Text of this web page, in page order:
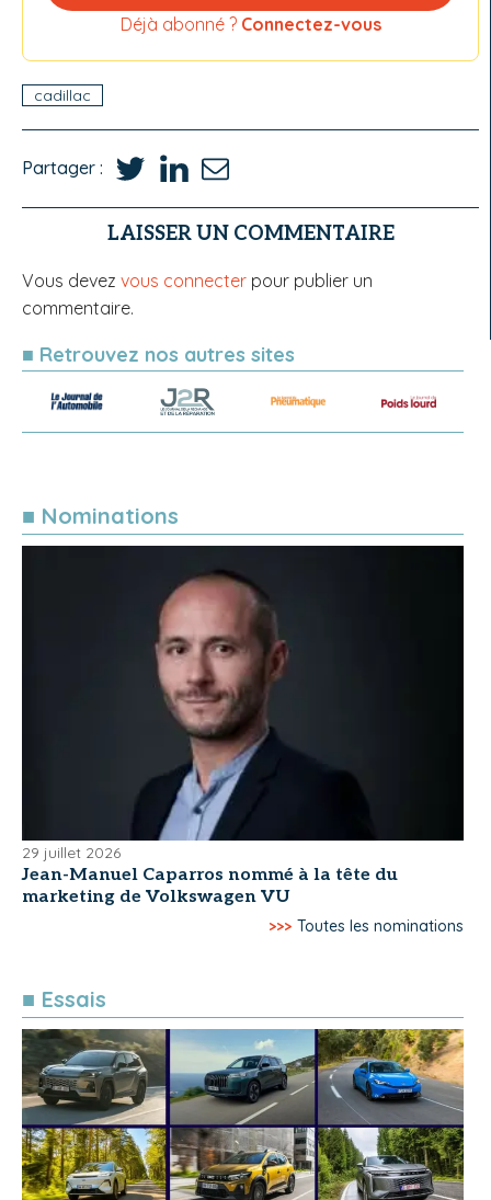
Déjà abonné ? Connectez-vous
cadillac
Partager :
LAISSER UN COMMENTAIRE
Vous devez vous connecter pour publier un
commentaire.
■ Retrouvez nos autres sites
■ Nominations
29 juillet 2026
Jean-Manuel Caparros nommé à la tête du
marketing de Volkswagen VU
>>> Toutes les nominations
■ Essais